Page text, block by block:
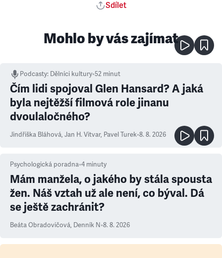
Sdílet
Mohlo by vás zajímat
Podcasty: Dělníci kultury•52 minut
Čím lidi spojoval Glen Hansard? A jaká
byla nejtěžší filmová role jinanu
dvoulaločného?
Jindřiška Bláhová, Jan H. Vitvar, Pavel Turek•8. 8. 2026
Psychologická poradna•4 minuty
Mám manžela, o jakého by stála spousta
žen. Náš vztah už ale není, co býval. Dá
se ještě zachránit?
Beáta Obradovičová, Denník N•8. 8. 2026